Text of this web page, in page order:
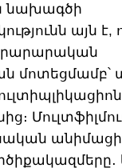
նախագծի
այն է,
մոտեցմամբ՝